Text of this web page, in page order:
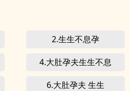
2.生生不息孕
4.大肚孕夫生生不息
6.大肚孕夫 生生